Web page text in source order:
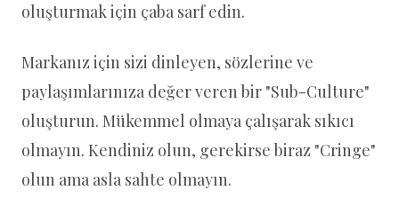
oluşturmak için çaba sarf edin.
Markanız için sizi dinleyen, sözlerine ve
paylaşımlarınıza değer veren bir "Sub-Culture"
oluşturun. Mükemmel olmaya çalışarak sıkıcı
olmayın. Kendiniz olun, gerekirse biraz "Cringe"
olun ama asla sahte olmayın.